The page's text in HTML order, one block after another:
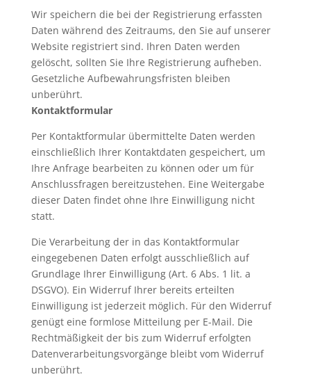
Wir speichern die bei der Registrierung erfassten
Daten während des Zeitraums, den Sie auf unserer
Website registriert sind. Ihren Daten werden
gelöscht, sollten Sie Ihre Registrierung aufheben.
Gesetzliche Aufbewahrungsfristen bleiben
unberührt.
Kontaktformular
Per Kontaktformular übermittelte Daten werden
einschließlich Ihrer Kontaktdaten gespeichert, um
Ihre Anfrage bearbeiten zu können oder um für
Anschlussfragen bereitzustehen. Eine Weitergabe
dieser Daten findet ohne Ihre Einwilligung nicht
statt.
Die Verarbeitung der in das Kontaktformular
eingegebenen Daten erfolgt ausschließlich auf
Grundlage Ihrer Einwilligung (Art. 6 Abs. 1 lit. a
DSGVO). Ein Widerruf Ihrer bereits erteilten
Einwilligung ist jederzeit möglich. Für den Widerruf
genügt eine formlose Mitteilung per E-Mail. Die
Rechtmäßigkeit der bis zum Widerruf erfolgten
Datenverarbeitungsvorgänge bleibt vom Widerruf
unberührt.